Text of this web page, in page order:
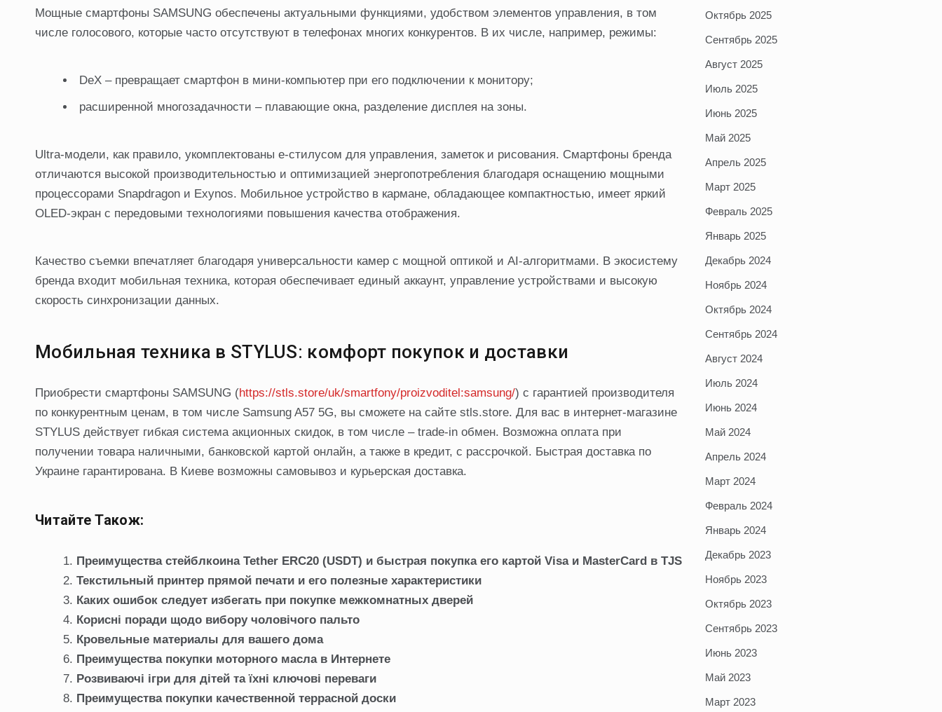
Мощные смартфоны SAMSUNG обеспечены актуальными функциями, удобством элементов управления, в том
числе голосового, которые часто отсутствуют в телефонах многих конкурентов. В их числе, например, режимы:
DeX – превращает смартфон в мини-компьютер при его подключении к монитору;
расширенной многозадачности – плавающие окна, разделение дисплея на зоны.
Ultra-модели, как правило, укомплектованы е-стилусом для управления, заметок и рисования. Смартфоны бренда
отличаются высокой производительностью и оптимизацией энергопотребления благодаря оснащению мощными
процессорами Snapdragon и Exynos. Мобильное устройство в кармане, обладающее компактностью, имеет яркий
OLED-экран с передовыми технологиями повышения качества отображения.
Качество съемки впечатляет благодаря универсальности камер с мощной оптикой и AI-алгоритмами. В экосистему
бренда входит мобильная техника, которая обеспечивает единый аккаунт, управление устройствами и высокую
скорость синхронизации данных.
Мобильная техника в STYLUS: комфорт покупок и доставки
Приобрести смартфоны SAMSUNG (https://stls.store/uk/smartfony/proizvoditel:samsung/) с гарантией производителя
по конкурентным ценам, в том числе Samsung A57 5G, вы сможете на сайте stls.store. Для вас в интернет-магазине
STYLUS действует гибкая система акционных скидок, в том числе – trade-in обмен. Возможна оплата при
получении товара наличными, банковской картой онлайн, а также в кредит, с рассрочкой. Быстрая доставка по
Украине гарантирована. В Киеве возможны самовывоз и курьерская доставка.
Читайте Також:
Преимущества стейблкоина Tether ERC20 (USDT) и быстрая покупка его картой Visa и MasterCard в TJS
Текстильный принтер прямой печати и его полезные характеристики
Каких ошибок следует избегать при покупке межкомнатных дверей
Корисні поради щодо вибору чоловічого пальто
Кровельные материалы для вашего дома
Преимущества покупки моторного масла в Интернете
Розвиваючі ігри для дітей та їхні ключові переваги
Преимущества покупки качественной террасной доски
Октябрь 2025
Сентябрь 2025
Август 2025
Июль 2025
Июнь 2025
Май 2025
Апрель 2025
Март 2025
Февраль 2025
Январь 2025
Декабрь 2024
Ноябрь 2024
Октябрь 2024
Сентябрь 2024
Август 2024
Июль 2024
Июнь 2024
Май 2024
Апрель 2024
Март 2024
Февраль 2024
Январь 2024
Декабрь 2023
Ноябрь 2023
Октябрь 2023
Сентябрь 2023
Июнь 2023
Май 2023
Март 2023